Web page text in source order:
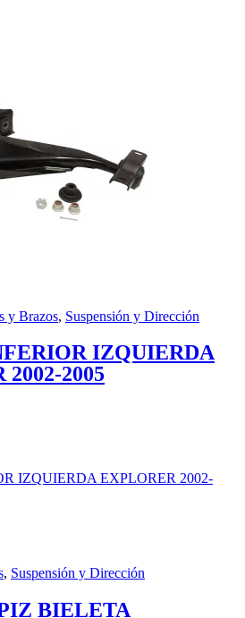
y Brazos, Suspensión y Dirección
IZQUIERDA
2005
IZQUIERDA EXPLORER 2002-
, Suspensión y Dirección
BIELETA